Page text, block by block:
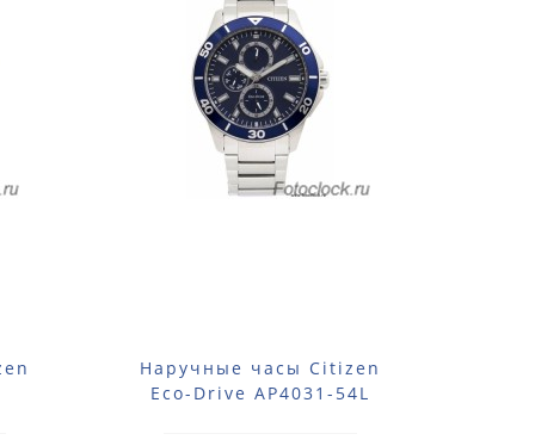
Наручные часы Citizen
Eco-Drive AP4031-54L